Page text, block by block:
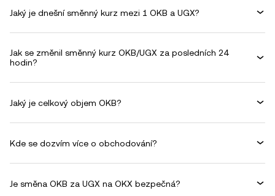
Jaký je dnešní směnný kurz mezi 1 OKB a UGX?
Jak se změnil směnný kurz OKB/UGX za posledních 24
hodin?
Jaký je celkový objem OKB?
Kde se dozvím více o obchodování?
Je směna OKB za UGX na OKX bezpečná?